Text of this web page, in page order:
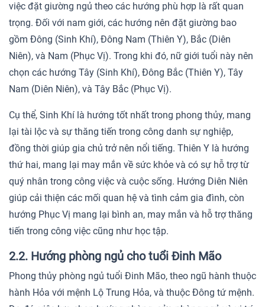
việc đặt giường ngủ theo các hướng phù hợp là rất quan
trọng. Đối với nam giới, các hướng nên đặt giường bao
gồm Đông (Sinh Khí), Đông Nam (Thiên Y), Bắc (Diên
Niên), và Nam (Phục Vị). Trong khi đó, nữ giới tuổi này nên
chọn các hướng Tây (Sinh Khí), Đông Bắc (Thiên Y), Tây
Nam (Diên Niên), và Tây Bắc (Phục Vị).
Cụ thể, Sinh Khí là hướng tốt nhất trong phong thủy, mang
lại tài lộc và sự thăng tiến trong công danh sự nghiệp,
đồng thời giúp gia chủ trở nên nổi tiếng. Thiên Y là hướng
thứ hai, mang lại may mắn về sức khỏe và có sự hỗ trợ từ
quý nhân trong công việc và cuộc sống. Hướng Diên Niên
giúp cải thiện các mối quan hệ và tình cảm gia đình, còn
hướng Phục Vị mang lại bình an, may mắn và hỗ trợ thăng
tiến trong công việc cũng như học tập.
2.2. Hướng phòng ngủ cho tuổi Đinh Mão
Phong thủy phòng ngủ tuổi Đinh Mão, theo ngũ hành thuộc
hành Hỏa với mệnh Lộ Trung Hỏa, và thuộc Đông tứ mệnh.